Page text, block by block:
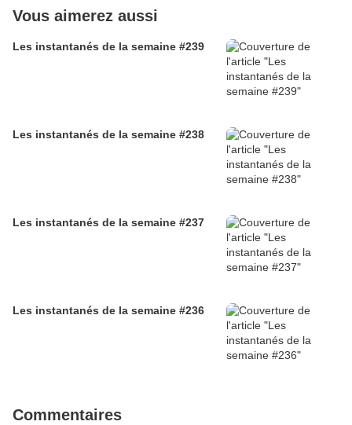
Vous aimerez aussi
Les instantanés de la semaine #239
Les instantanés de la semaine #238
Les instantanés de la semaine #237
Les instantanés de la semaine #236
Commentaires